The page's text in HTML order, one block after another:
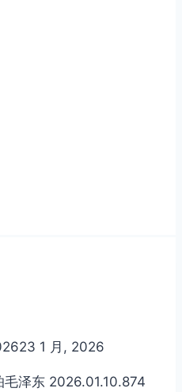
23 1 月, 2026
毛泽东 2026.01.10.874